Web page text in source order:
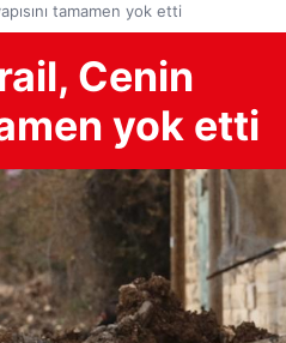
tamamen yok etti
Cenin
yok etti